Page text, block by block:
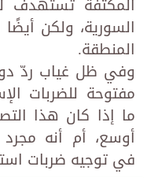
السورية، ولكن
المنطقة.
وفي ظل غياب ردّ
مفتوحة للضربات
ما إذا كان هذا
أوسع، أم أنه مجرد
في توجيه ضربات